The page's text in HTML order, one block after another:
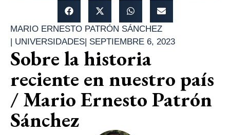
MARIO ERNESTO PATRÓN SÁNCHEZ
| UNIVERSIDADES| SEPTIEMBRE 6, 2023
Sobre la historia
reciente en nuestro país
/ Mario Ernesto Patrón
Sánchez